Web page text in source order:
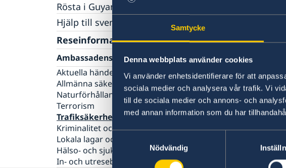
Samtycke
Denna webbplats använder cookies
Vi använder enhetsidentifierare för att
sociala medier och analysera vår trafik. Vi
till de sociala medier och annons- och
med annan information som du har
Samtyckesval
Nödvändig
Rösta i Guyana
Hjälp till svenskar i Guyana
Rösta i Guyana
Pass utomlands
Förlust av pass
Legaliseringar
Gifta sig utomlands
Reseinformation
Ambassadens reseinformation
Aktuella händelser
Allmänna säkerhetsläget
Naturförhållanden och katastrofer
Terrorism
Trafiksäkerhet
Kriminalitet och personlig säkerhet
Lokala lagar och sedvänjor
Hälso- och sjukvård
In- och utresebestämmelser
Landet
förare
Körning
längs
Senast